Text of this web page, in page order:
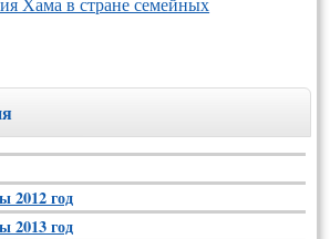
2012 год
2013 год